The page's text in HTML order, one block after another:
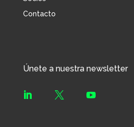
Contacto
Únete a nuestra newsletter
  